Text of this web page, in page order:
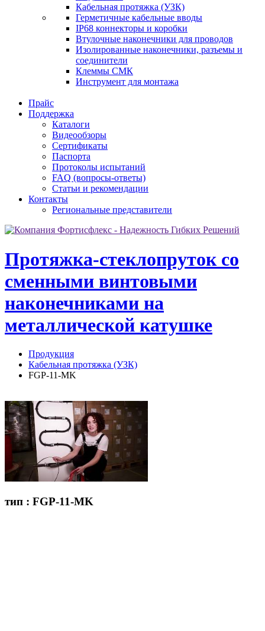
Кабельная протяжка (УЗК)
Герметичные кабельные вводы
IP68 коннекторы и коробки
Втулочные наконечники для проводов
Изолированные наконечники, разъемы и
соединители
Клеммы СМК
Инструмент для монтажа
Прайс
Поддержка
Каталоги
Видеообзоры
Сертификаты
Паспорта
Протоколы испытаний
FAQ (вопросы-ответы)
Статьи и рекомендации
Контакты
Региональные представители
Протяжка-стеклопруток со
сменными винтовыми
наконечниками на
металлической катушке
Продукция
Кабельная протяжка (УЗК)
FGP-11-MK
тип : FGP-11-MK